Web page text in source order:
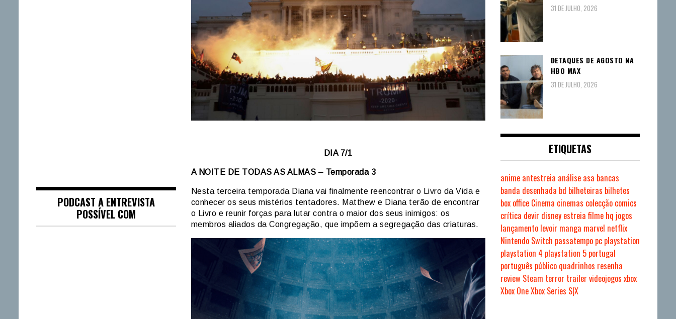
DIA 7/1
A NOITE DE TODAS AS ALMAS – Temporada 3
Nesta terceira temporada Diana vai finalmente reencontrar o Livro da Vida e
conhecer os seus mistérios tentadores. Matthew e Diana terão de encontrar
o Livro e reunir forças para lutar contra o maior dos seus inimigos: os
membros aliados da Congregação, que impõem a segregação das criaturas.
PODCAST A ENTREVISTA
POSSÍVEL COM
31 DE JULHO, 2026
DETAQUES DE AGOSTO NA
HBO MAX
31 DE JULHO, 2026
ETIQUETAS
anime antestreia análise asa bancas
banda desenhada bd bilheteiras bilhetes
box office Cinema cinemas colecção comics
crítica devir disney estreiafilme hq jogos
lançamento levoir manga marvel netflix
Nintendo Switch passatempo pc playstation
playstation 4 playstation 5 portugal
português público quadrinhos resenha
review Steam terror trailer videojogos xbox
Xbox OneXbox Series S|X